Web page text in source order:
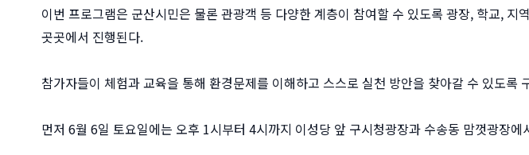
이번 프로그램은 군산시민은 물론 관광객 등 다양한 계층이 참여할 수 있도록 광장, 학교, 지
곳곳에서 진행된다.
참가자들이 체험과 교육을 통해 환경문제를 이해하고 스스로 실천 방안을 찾아갈 수 있도록
먼저 6월 6일 토요일에는 오후 1시부터 4시까지 이성당 앞 구시청광장과 수송동 맘껏광장에